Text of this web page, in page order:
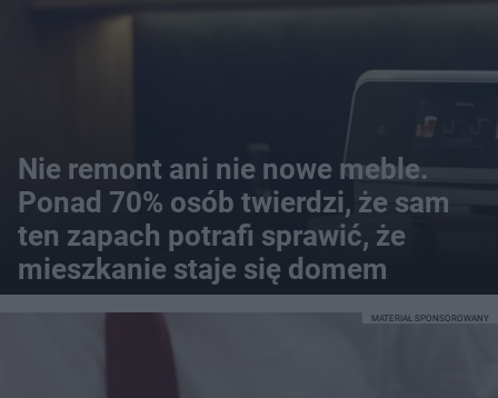
Nie remont ani nie nowe meble.
Ponad 70% osób twierdzi, że sam
ten zapach potrafi sprawić, że
mieszkanie staje się domem
MATERIAŁ SPONSOROWANY